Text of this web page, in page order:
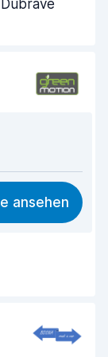
8,2
8,4
7,7
ansehen